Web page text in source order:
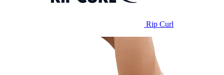
Rip Curl